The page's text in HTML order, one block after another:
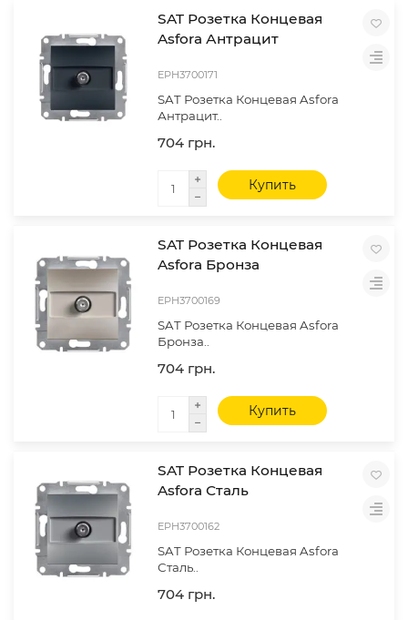
SAT Розетка Концевая
Asfora Антрацит
EPH3700171
SAT Розетка Концевая Asfora
Антрацит..
704 грн.
Купить
SAT Розетка Концевая
Asfora Бронза
EPH3700169
SAT Розетка Концевая Asfora
Бронза..
704 грн.
Купить
SAT Розетка Концевая
Asfora Сталь
EPH3700162
SAT Розетка Концевая Asfora
Сталь..
704 грн.